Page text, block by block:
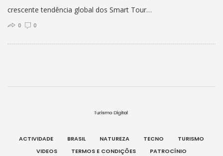
crescente tendência global dos Smart Tour…
0 0
ACTIVIDADE BRASIL NATUREZA TECNO
TURISMO
VIDEOS
TERMOS E CONDIÇÕES PATROCÍNIO